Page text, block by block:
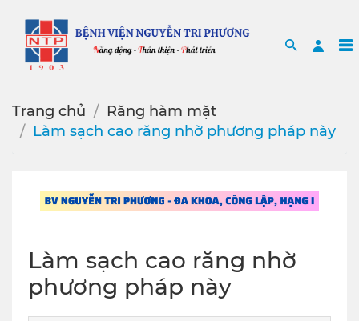
Search
Trang chủ
Răng hàm mặt
Làm sạch cao răng nhờ phương pháp này
Làm sạch cao răng nhờ
phương pháp này